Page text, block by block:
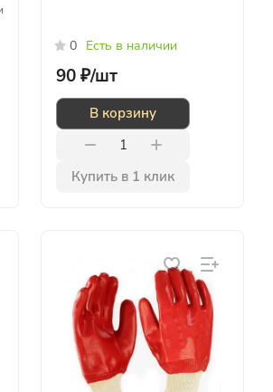
0 Есть в наличии
90 ₽/шт
В корзину
Купить в 1 клик